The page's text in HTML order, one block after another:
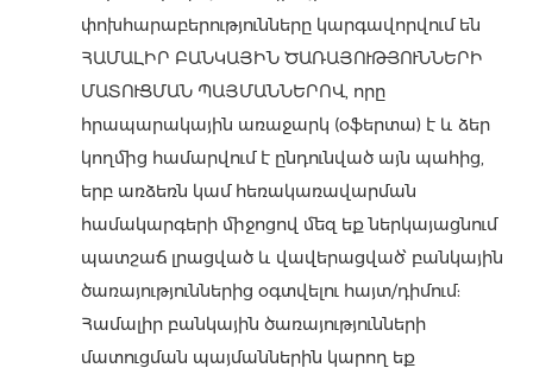
փոխհարաբերությունները կարգավորվում են
ՀԱՄԱԼԻՐ ԲԱՆԿԱՅԻՆ ԾԱՌԱՅՈՒԹՅՈՒՆՆԵՐԻ
ՄԱՏՈՒՑՄԱՆ ՊԱՅՄԱՆՆԵՐՈՎ, որը
հրապարակային առաջարկ (օֆերտա) է և ձեր
կողմից համարվում է ընդունված այն պահից,
երբ առձեռն կամ հեռակառավարման
համակարգերի միջոցով մեզ եք ներկայացնում
պատշաճ լրացված և վավերացված՝ բանկային
ծառայություններից օգտվելու հայտ/դիմում:
Համալիր բանկային ծառայությունների
մատուցման պայմաններին կարող եք